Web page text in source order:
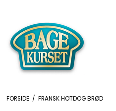
FORSIDE / FRANSK HOTDOG BRØD